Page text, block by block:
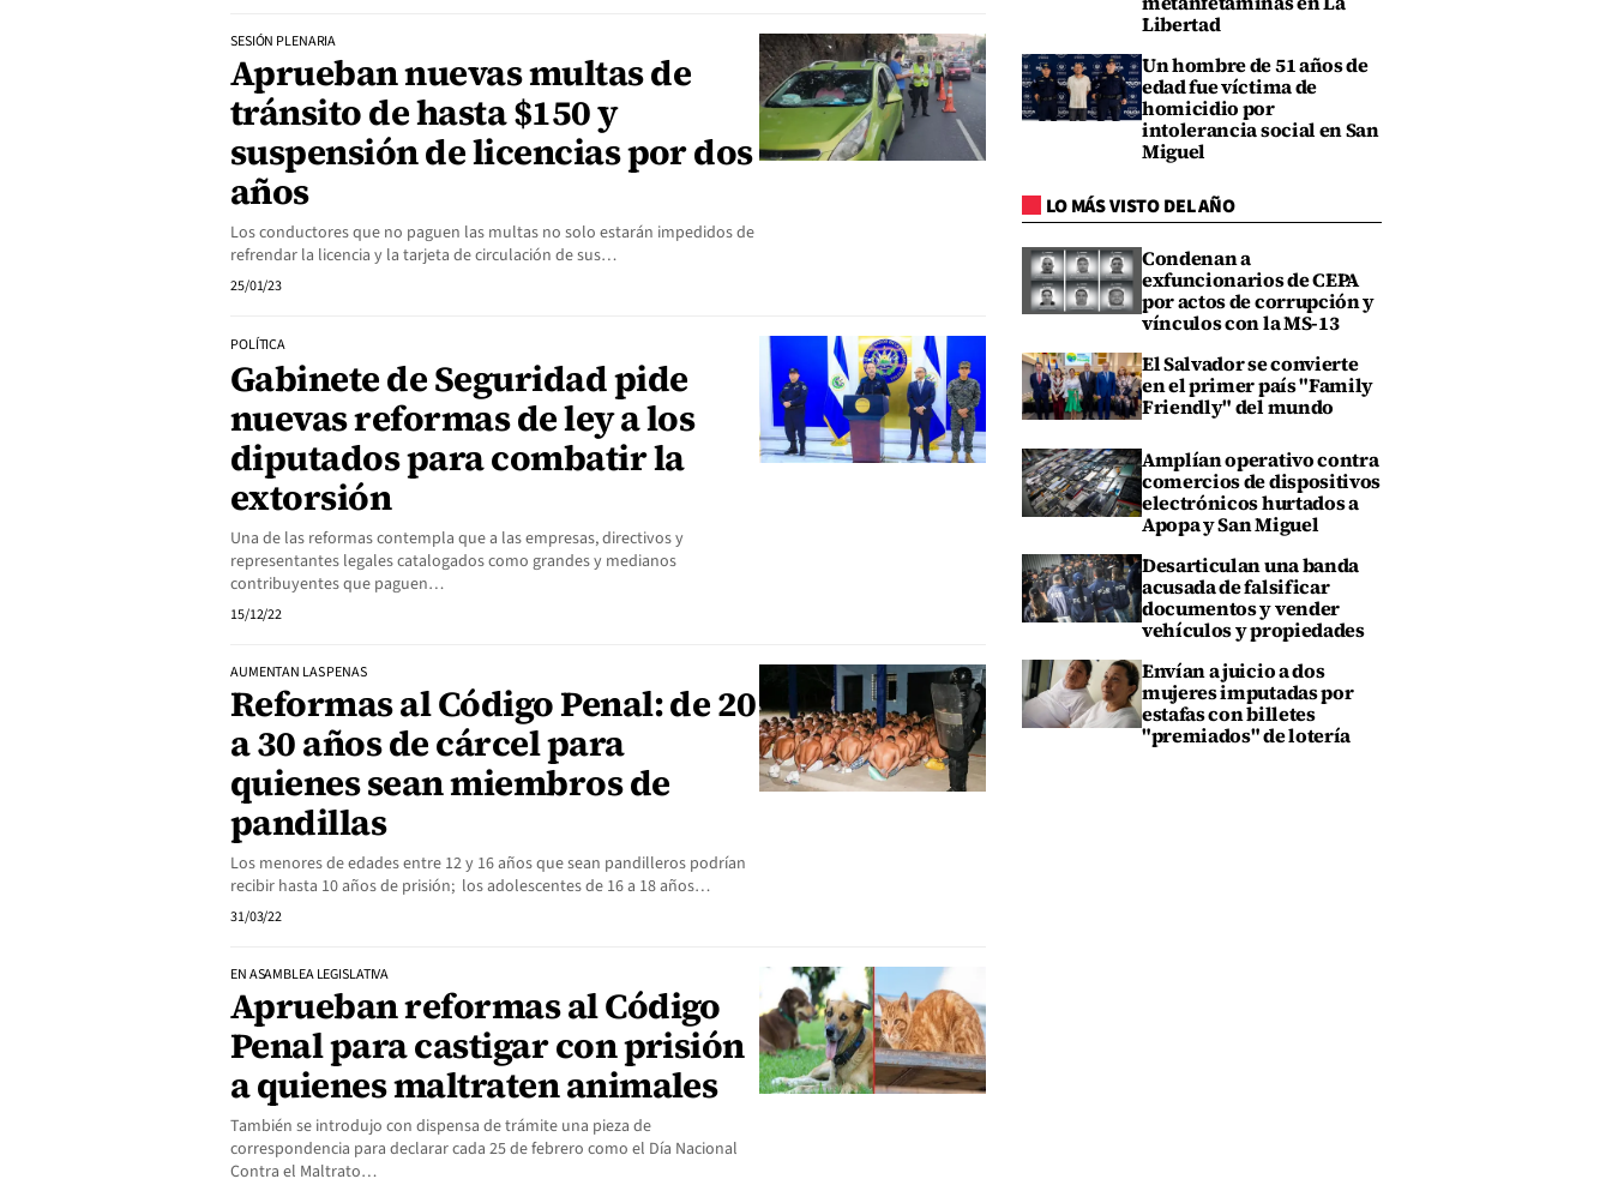
SESIÓN PLENARIA
Aprueban nuevas multas de
tránsito de hasta $150 y
suspensión de licencias por dos
años
Los conductores que no paguen las multas no solo estarán impedidos de
refrendar la licencia y la tarjeta de circulación de sus…
25/01/23
POLÍTICA
Gabinete de Seguridad pide
nuevas reformas de ley a los
diputados para combatir la
extorsión
Una de las reformas contempla que a las empresas, directivos y
representantes legales catalogados como grandes y medianos
contribuyentes que paguen…
15/12/22
AUMENTAN LAS PENAS
Reformas al Código Penal: de 20
a 30 años de cárcel para
quienes sean miembros de
pandillas
Los menores de edades entre 12 y 16 años que sean pandilleros podrían
recibir hasta 10 años de prisión; los adolescentes de 16 a 18 años…
31/03/22
EN ASAMBLEA LEGISLATIVA
Aprueban reformas al Código
Penal para castigar con prisión
a quienes maltraten animales
También se introdujo con dispensa de trámite una pieza de
correspondencia para declarar cada 25 de febrero como el Día Nacional
Contra el Maltrato…
Libertad
Un hombre de 51 años de
edad fue víctima de
homicidio por
intolerancia social en San
Miguel
LO MÁS VISTO DEL AÑO
Condenan a
exfuncionarios de CEPA
por actos de corrupción y
vínculos con la MS-13
El Salvador se convierte
en el primer país "Family
Friendly" del mundo
Amplían operativo contra
comercios de dispositivos
electrónicos hurtados a
Apopa y San Miguel
Desarticulan una banda
acusada de falsificar
documentos y vender
vehículos y propiedades
Envían a juicio a dos
mujeres imputadas por
estafas con billetes
"premiados" de lotería